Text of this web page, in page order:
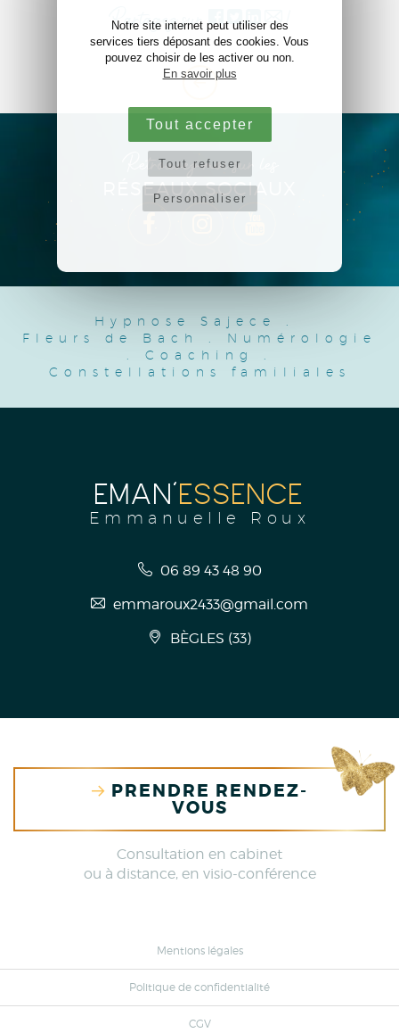
Notre site internet peut utiliser des
services tiers déposant des cookies. Vous
pouvez choisir de les activer ou non.
En savoir plus
Tout accepter
Tout refuser
Personnaliser
Partagez sur !
Retrouvez-moi sur les
RÉSEAUX SOCIAUX
Hypnose Sajece
Fleurs de Bach
Numérologie
Coaching
Constellations familiales
EMAN'ESSENCE
Emmanuelle Roux
06 89 43 48 90
emmaroux2433@gmail.com
BÈGLES (33)
PRENDRE RENDEZ-
VOUS
Consultation en cabinet
ou à distance, en visio-conférence
Mentions légales
Politique de confidentialité
CGV